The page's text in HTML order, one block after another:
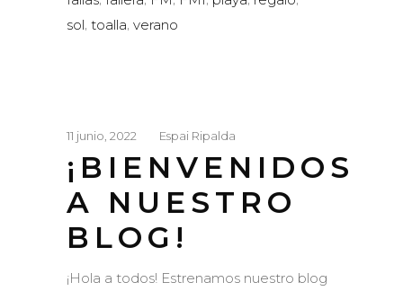
sol toalla verano
11 junio, 2022 Espai Ripalda
¡BIENVENIDOS
A NUESTRO
BLOG!
¡Hola a todos! Estrenamos nuestro blog